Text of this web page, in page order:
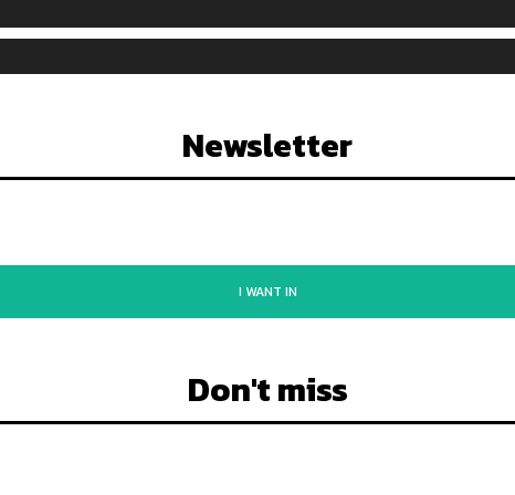
Newsletter
I WANT IN
Don't miss